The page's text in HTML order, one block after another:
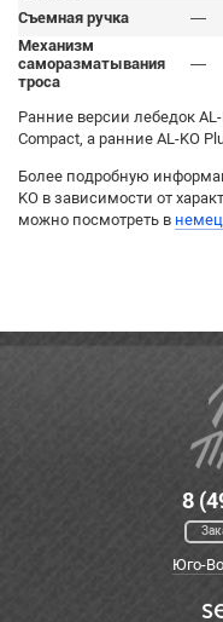
Съемная ручка —
Механизм
саморазматывания
троса
—
Ранние версии лебедок
Compact, а ранние AL-KO
Более подробную
KO в зависимости от
можно посмотреть в
8
Юго-